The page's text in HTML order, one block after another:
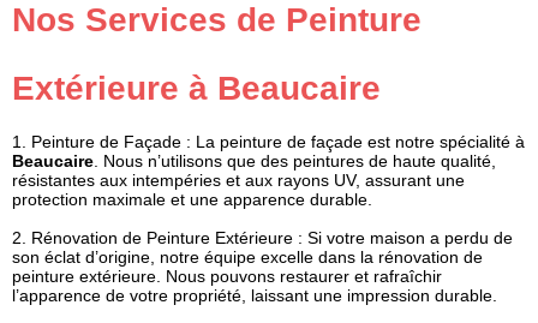
Nos Services de Peinture
Extérieure à Beaucaire
1. Peinture de Façade : La peinture de façade est notre spécialité à
Beaucaire . Nous n’utilisons que des peintures de haute qualité,
résistantes aux intempéries et aux rayons UV, assurant une
protection maximale et une apparence durable.
2. Rénovation de Peinture Extérieure : Si votre maison a perdu de
son éclat d’origine, notre équipe excelle dans la rénovation de
peinture extérieure. Nous pouvons restaurer et rafraîchir
l’apparence de votre propriété, laissant une impression durable.